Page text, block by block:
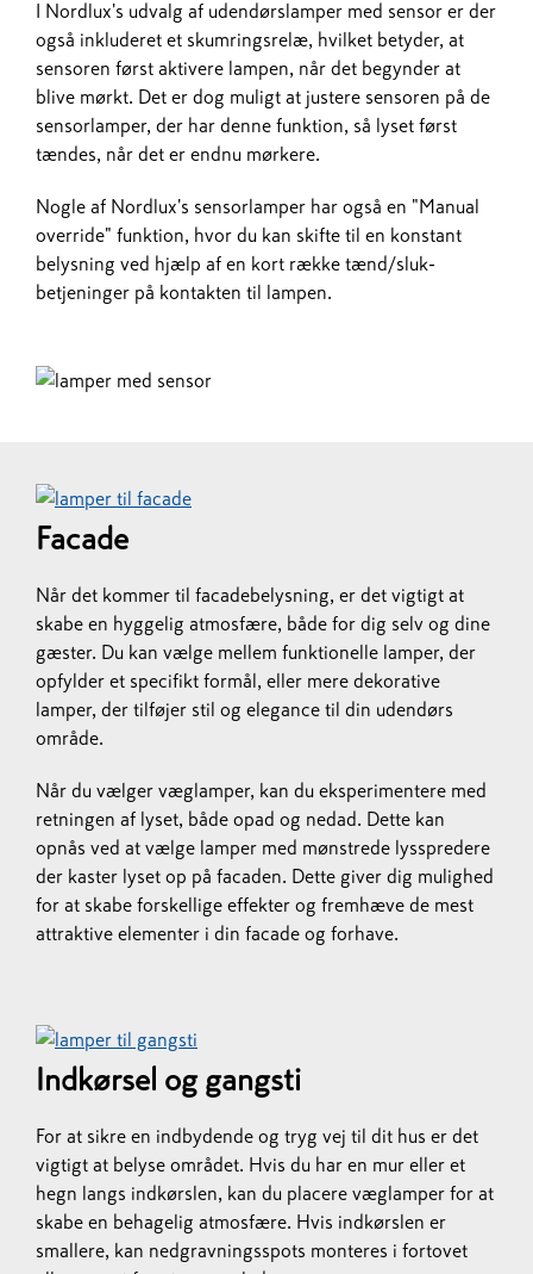
I Nordlux's udvalg af udendørslamper med sensor er der
også inkluderet et skumringsrelæ, hvilket betyder, at
sensoren først aktivere lampen, når det begynder at
blive mørkt. Det er dog muligt at justere sensoren på de
sensorlamper, der har denne funktion, så lyset først
tændes, når det er endnu mørkere.
Nogle af Nordlux's sensorlamper har også en "Manual
override" funktion, hvor du kan skifte til en konstant
belysning ved hjælp af en kort række tænd/sluk-
betjeninger på kontakten til lampen.
Facade
Når det kommer til facadebelysning, er det vigtigt at
skabe en hyggelig atmosfære, både for dig selv og dine
gæster. Du kan vælge mellem funktionelle lamper, der
opfylder et specifikt formål, eller mere dekorative
lamper, der tilføjer stil og elegance til din udendørs
område.
Når du vælger væglamper, kan du eksperimentere med
retningen af lyset, både opad og nedad. Dette kan
opnås ved at vælge lamper med mønstrede lysspredere
der kaster lyset op på facaden. Dette giver dig mulighed
for at skabe forskellige effekter og fremhæve de mest
attraktive elementer i din facade og forhave.
Indkørsel og gangsti
For at sikre en indbydende og tryg vej til dit hus er det
vigtigt at belyse området. Hvis du har en mur eller et
hegn langs indkørslen, kan du placere væglamper for at
skabe en behagelig atmosfære. Hvis indkørslen er
smallere, kan nedgravningsspots monteres i fortovet